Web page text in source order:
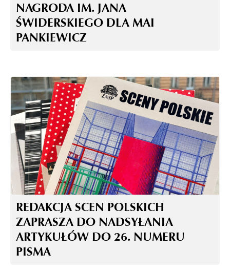
NAGRODA IM. JANA
ŚWIDERSKIEGO DLA MAI
PANKIEWICZ
REDAKCJA SCEN POLSKICH
ZAPRASZA DO NADSYŁANIA
ARTYKUŁÓW DO 26. NUMERU
PISMA